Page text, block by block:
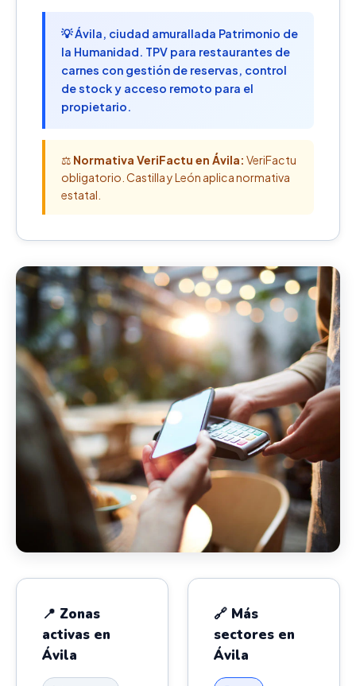
💡 Ávila, ciudad amurallada Patrimonio de
la Humanidad. TPV para restaurantes de
carnes con gestión de reservas, control
de stock y acceso remoto para el
propietario.
⚖️ Normativa VeriFactu en Ávila: VeriFactu
obligatorio. Castilla y León aplica normativa
estatal.
📍 Zonas
activas en
Ávila
🔗 Más
sectores en
Ávila